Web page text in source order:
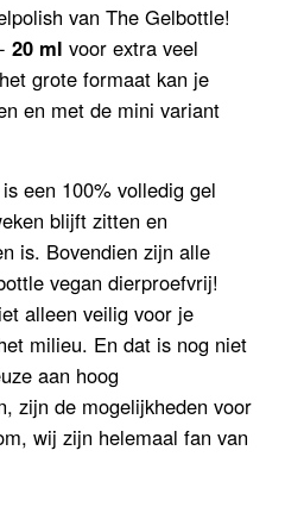
van The Gelbottle!
20 ml voor extra veel
grote formaat kan je
en met de mini variant
een 100% volledig gel
blijft zitten en
is. Bovendien zijn alle
vegan dierproefvrij!
alleen veilig voor je
milieu. En dat is nog niet
aan hoog
zijn de mogelijkheden voor
wij zijn helemaal fan van